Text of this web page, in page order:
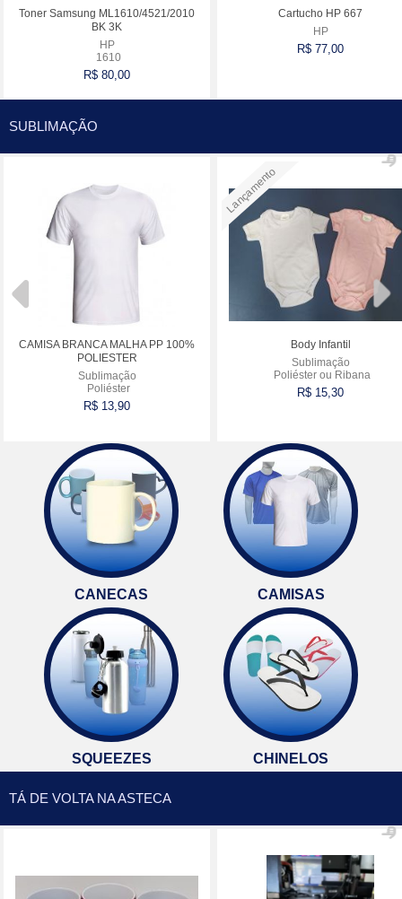
Toner Samsung ML1610/4521/2010
BK 3K
HP
1610
R$ 80,00
Comprar
Cartucho HP 667
HP
R$ 77,00
SUBLIMAÇÃO
CAMISA BRANCA MALHA PP 100%
POLIESTER
Sublimação
Poliéster
R$ 13,90
Comprar
Lançamento
Body Infantil
Sublimação
Poliéster ou Ribana
R$ 15,30
Comprar
CANECAS CAMISAS
SQUEEZES CHINELOS
TÁ DE VOLTA NA ASTECA